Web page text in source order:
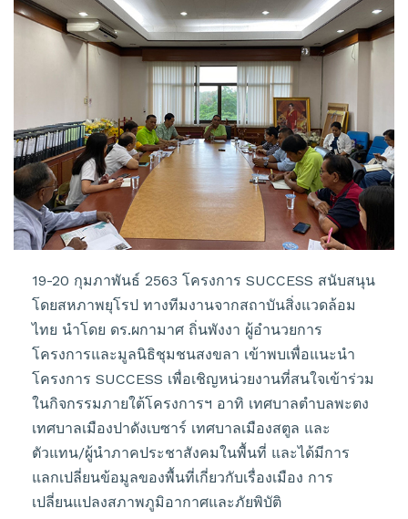
19-20 กุมภาพันธ์ 2563 โครงการ SUCCESS สนับสนุน
โดยสหภาพยุโรป ทางทีมงานจากสถาบันสิ่งแวดล้อม
ไทย นำโดย ดร.ผกามาศ ถิ่นพังงา ผู้อำนวยการ
โครงการและมูลนิธิชุมชนสงขลา เข้าพบเพื่อแนะนำ
โครงการ SUCCESS เพื่อเชิญหน่วยงานที่สนใจเข้าร่วม
ในกิจกรรมภายใต้โครงการฯ อาทิ เทศบาลตำบลพะตง
เทศบาลเมืองปาดังเบซาร์ เทศบาลเมืองสตูล และ
ตัวแทน/ผู้นำภาคประชาสังคมในพื้นที่ และได้มีการ
แลกเปลี่ยนข้อมูลของพื้นที่เกี่ยวกับเรื่องเมือง การ
เปลี่ยนแปลงสภาพภูมิอากาศและภัยพิบัติ